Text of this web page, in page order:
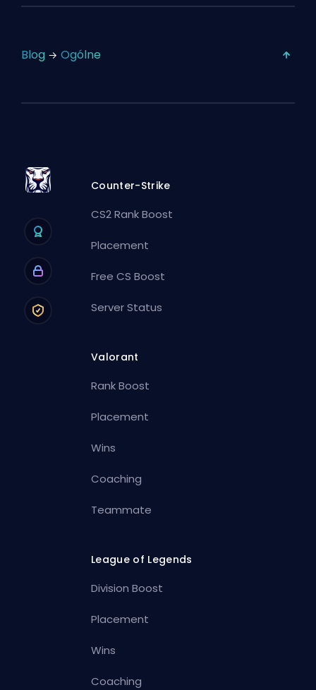
Blog Ogólne
Counter-Strike
CS2 Rank Boost
Placement
Free CS Boost
Server Status
Valorant
Rank Boost
Placement
Wins
Coaching
Teammate
League of Legends
Division Boost
Placement
Wins
Coaching